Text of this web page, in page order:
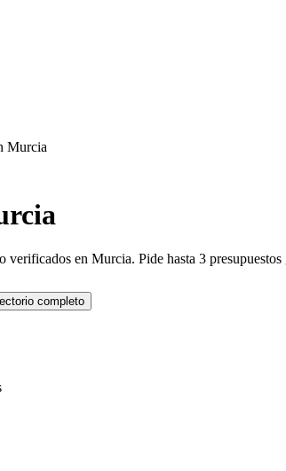
Murcia
verificados en Murcia. Pide hasta 3
completo